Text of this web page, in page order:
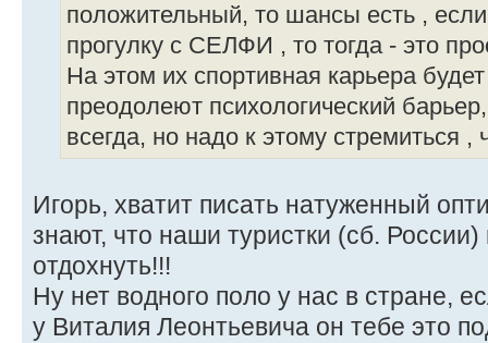
положительный, то шансы есть ,
прогулку с СЕЛФИ , то тогда - это
На этом их спортивная карьера
преодолеют психологический
всегда, но надо к этому стремиться
Игорь, хватит писать натуженный
знают, что наши туристки (сб.
отдохнуть!!!
Ну нет водного поло у нас в стране,
у Виталия Леонтьевича он тебе это